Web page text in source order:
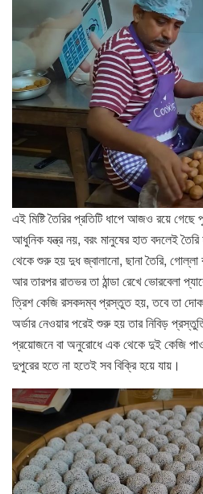
এই মিষ্টি তৈরির প্রতিটি ধাপে আজও রয়ে গেছে
আধুনিক যন্ত্র নয়, বরং মানুষের হাত বদলেই
থেকে শুরু হয় দুধ জ্বালানো, ছানা তৈরি,
আর তারপর রাতভর তা ঠান্ডা রেখে ভোরবেলা
ত্রিশ কেজি রসকদম্ব প্রস্তুত হয়, তবে তা
অর্ডার নেওয়ার পরেই শুরু হয় তার নিবিড়
প্রয়োজনে বা অনুরোধে এক থেকে দুই কেজি
দুপুরের হতে না হতেই সব বিক্রি হয়ে যায়।